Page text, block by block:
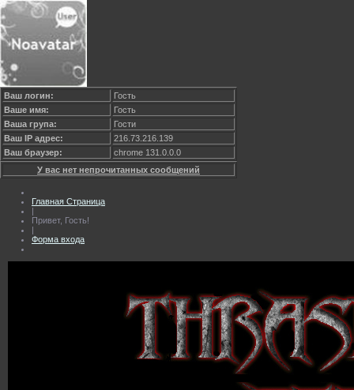
Ваш логин:
Гость
Ваше имя:
Гость
Ваша група:
Гости
Ваш IP адрес:
216.73.216.139
Ваш браузер:
chrome 131.0.0.0
У вас нет непрочитанных сообщений
Главная Страница
|
Привет, Гость!
|
Форма входа